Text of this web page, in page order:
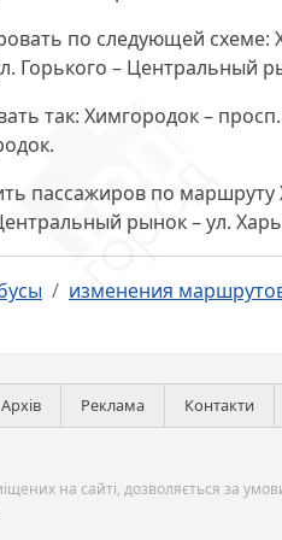
по следующей
Горького – Центральный
так: Химгородок –
пассажиров по
рынок – ул.
изменения
Архів Реклама Контакти
на сайті, дозволяється за